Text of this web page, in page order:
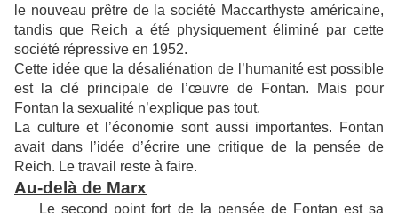
le nouveau prêtre de la société Maccarthyste américaine,
tandis que Reich a été physiquement éliminé par cette
société répressive en 1952.
Cette idée que la désaliénation de l’humanité est possible
est la clé principale de l’œuvre de Fontan. Mais pour
Fontan la sexualité n’explique pas tout.
La culture et l’économie sont aussi importantes. Fontan
avait dans l’idée d’écrire une critique de la pensée de
Reich. Le travail reste à faire.
Au-delà de Marx
Le second point fort de la pensée de Fontan est sa